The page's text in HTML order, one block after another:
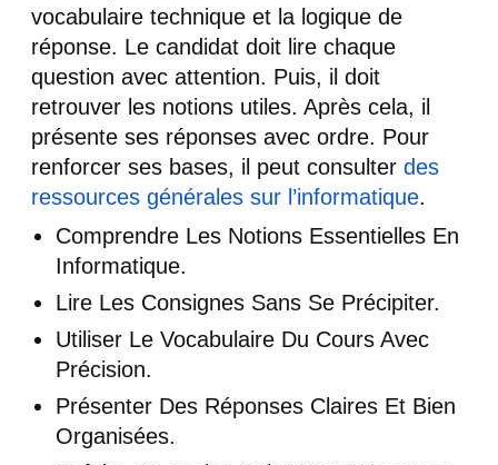
vocabulaire technique et la logique de
réponse. Le candidat doit lire chaque
question avec attention. Puis, il doit
retrouver les notions utiles. Après cela, il
présente ses réponses avec ordre. Pour
renforcer ses bases, il peut consulter des
ressources générales sur l’informatique.
Comprendre Les Notions Essentielles En
Informatique.
Lire Les Consignes Sans Se Précipiter.
Utiliser Le Vocabulaire Du Cours Avec
Précision.
Présenter Des Réponses Claires Et Bien
Organisées.